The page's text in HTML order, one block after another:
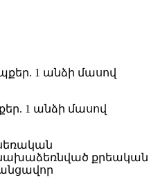
1 անձի մասով
նախաձեռնված քրեական